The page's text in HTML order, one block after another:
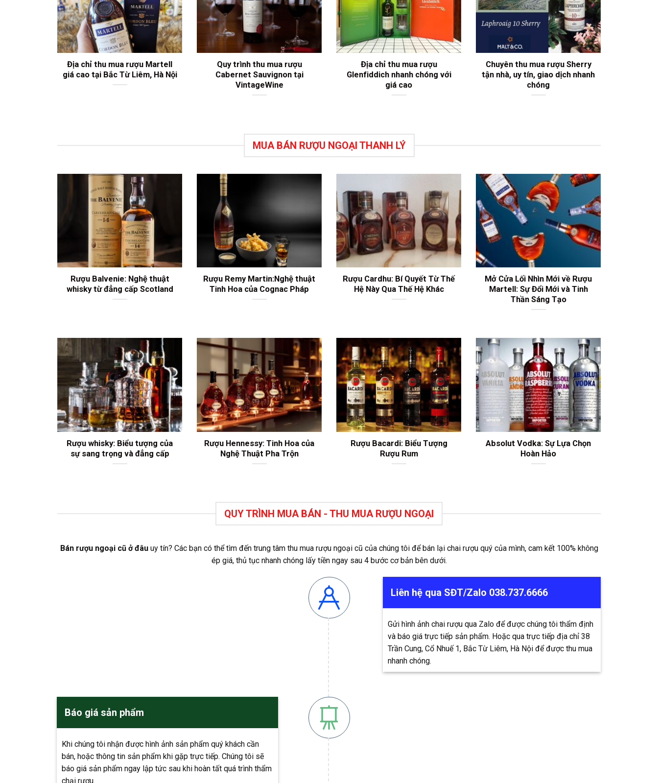
Địa chỉ thu mua rượu Martell
giá cao tại Bắc Từ Liêm, Hà Nội
Quy trình thu mua rượu
Cabernet Sauvignon tại
VintageWine
Địa chỉ thu mua rượu
Glenfiddich nhanh chóng với
giá cao
Chuyên thu mua rượu Sherry
tận nhà, uy tín, giao dịch nhanh
chóng
MUA BÁN RƯỢU NGOẠI THANH LÝ
Rượu Balvenie: Nghệ thuật
whisky từ đẳng cấp Scotland
Rượu Remy Martin:Nghệ thuật
Tinh Hoa của Cognac Pháp
Rượu Cardhu: Bí Quyết Từ Thế
Hệ Này Qua Thế Hệ Khác
Mở Cửa Lối Nhìn Mới về Rượu
Martell: Sự Đổi Mới và Tinh
Thần Sáng Tạo
Rượu whisky: Biểu tượng của
sự sang trọng và đẳng cấp
Rượu Hennessy: Tinh Hoa của
Nghệ Thuật Pha Trộn
Rượu Bacardi: Biểu Tượng
Rượu Rum
Absolut Vodka: Sự Lựa Chọn
Hoàn Hảo
QUY TRÌNH MUA BÁN - THU MUA RƯỢU NGOẠI
Bán rượu ngoại cũ ở đâuuy tín? Các bạn có thể tìm đến trung tâm thu mua rượu ngoại cũ của chúng tôi để bán lại chai rượu quý của mình, cam kết 100% không
ép giá, thủ tục nhanh chóng lấy tiền ngay sau 4 bước cơ bản bên dưới.
Liên hệ qua SĐT/Zalo 038.737.6666
Gửi hình ảnh chai rượu qua Zalo để được chúng tôi thẩm định
và báo giá trực tiếp sản phẩm. Hoặc qua trực tiếp địa chỉ 38
Trần Cung, Cổ Nhuế 1, Bắc Từ Liêm, Hà Nội để được thu mua
nhanh chóng.
Báo giá sản phẩm
Khi chúng tôi nhận được hình ảnh sản phẩm quý khách cần
bán, hoặc thông tin sản phẩm khi gặp trực tiếp. Chúng tôi sẽ
báo giá sản phẩm ngay lập tức sau khi hoàn tất quá trình thẩm
chại rượu.